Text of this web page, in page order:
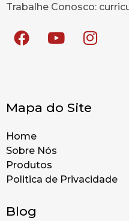
Trabalhe Conosco:
Mapa do Site
Home
Sobre Nós
Produtos
Politica de Privacidade
Blog